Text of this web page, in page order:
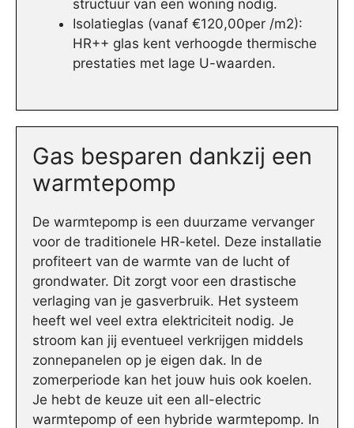
structuur van een woning nodig.
Isolatieglas (vanaf €120,00per /m2):
HR++ glas kent verhoogde thermische
prestaties met lage U-waarden.
Gas besparen dankzij een
warmtepomp
De warmtepomp is een duurzame vervanger
voor de traditionele HR-ketel. Deze installatie
profiteert van de warmte van de lucht of
grondwater. Dit zorgt voor een drastische
verlaging van je gasverbruik. Het systeem
heeft wel veel extra elektriciteit nodig. Je
stroom kan jij eventueel verkrijgen middels
zonnepanelen op je eigen dak. In de
zomerperiode kan het jouw huis ook koelen.
Je hebt de keuze uit een all-electric
warmtepomp of een hybride warmtepomp. In